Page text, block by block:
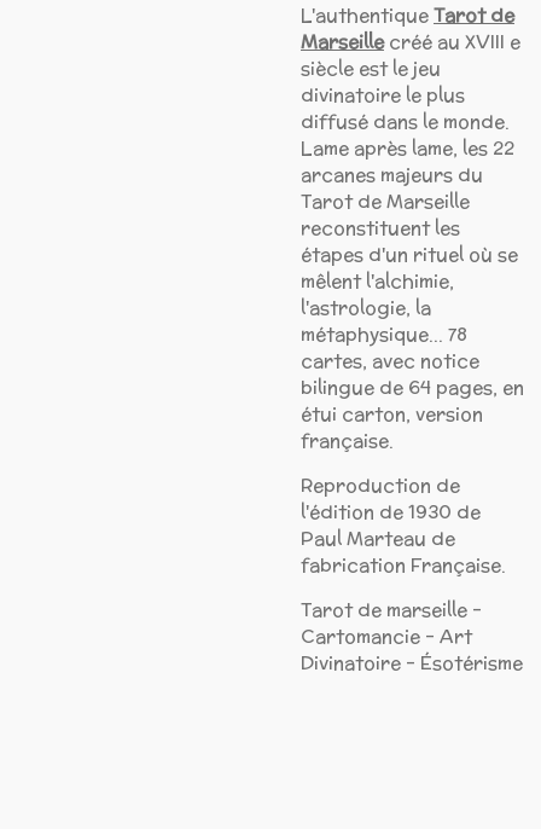
L'authentiqueTarot de
Marseillecréé au XVIII e
siècle est le jeu
divinatoire le plus
diffusé dans le monde.
Lame après lame, les 22
arcanes majeurs du
Tarot de Marseille
reconstituent les
étapes d'un rituel où se
mêlent l'alchimie,
l'astrologie, la
métaphysique... 78
cartes, avec notice
bilingue de 64 pages, en
étui carton, version
française.
Reproduction de
l'édition de 1930 de
Paul Marteau de
fabrication Française.
Tarot de marseille -
Cartomancie - Art
Divinatoire - Ésotérisme